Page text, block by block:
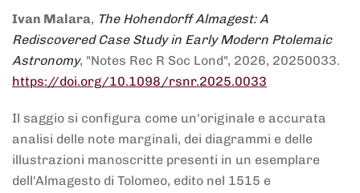
Ivan Malara, The Hohendorff Almagest: A
Rediscovered Case Study in Early Modern Ptolemaic
Astronomy, "Notes Rec R Soc Lond", 2026, 20250033.
https://doi.org/10.1098/rsnr.2025.0033
Il saggio si configura come un'originale e accurata
analisi delle note marginali, dei diagrammi e delle
illustrazioni manoscritte presenti in un esemplare
dell'Almagesto di Tolomeo, edito nel 1515 e